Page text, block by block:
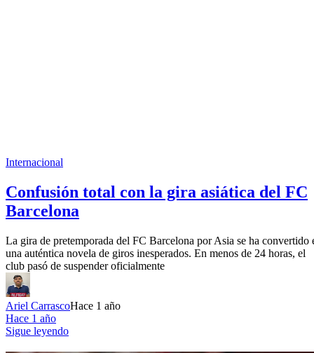
Internacional
Confusión total con la gira asiática del FC
Barcelona
La gira de pretemporada del FC Barcelona por Asia se ha convertido
una auténtica novela de giros inesperados. En menos de 24 horas, el
club pasó de suspender oficialmente
Ariel CarrascoHace 1 año
Hace 1 año
Sigue leyendo